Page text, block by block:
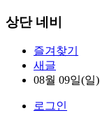
상단 네비
즐겨찾기
새글
08월 09일(일)
로그인